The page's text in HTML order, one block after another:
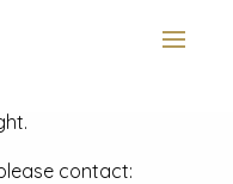
and advisory news
contact: